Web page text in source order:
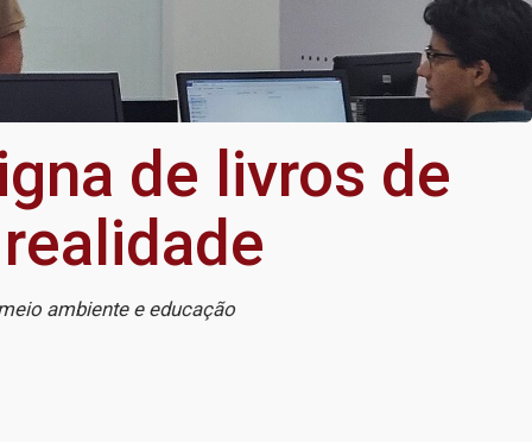
de livros de
ambiente e educação